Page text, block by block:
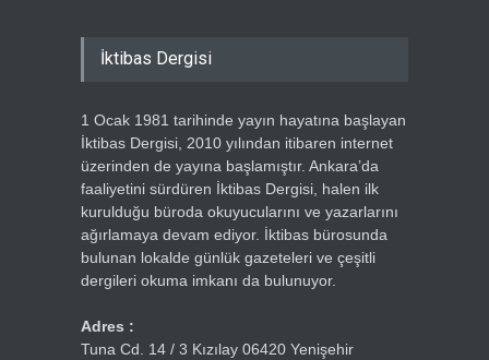
İktibas Dergisi
1 Ocak 1981 tarihinde yayın hayatına başlayan
İktibas Dergisi, 2010 yılından itibaren internet
üzerinden de yayına başlamıştır. Ankara’da
faaliyetini sürdüren İktibas Dergisi, halen ilk
kurulduğu büroda okuyucularını ve yazarlarını
ağırlamaya devam ediyor. İktibas bürosunda
bulunan lokalde günlük gazeteleri ve çeşitli
dergileri okuma imkanı da bulunuyor.
Adres :
Tuna Cd. 14 / 3 Kızılay 06420 Yenişehir